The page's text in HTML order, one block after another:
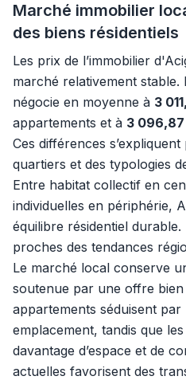
Marché immobilier
des biens résidentiels
Les prix de l’immobilier
marché relativement stable.
négocie en moyenne à 3
appartements et à 3 096,87
Ces différences
quartiers et des typologies
Entre habitat collectif en
individuelles en périphérie,
équilibre résidentiel
proches des tendances
Le marché local conserve
soutenue par une offre bien
appartements séduisent
emplacement, tandis que
davantage d’espace et de
actuelles favorisent des